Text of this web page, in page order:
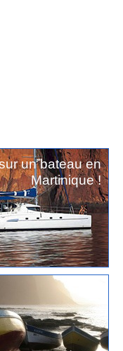
un bateau en
Martinique !